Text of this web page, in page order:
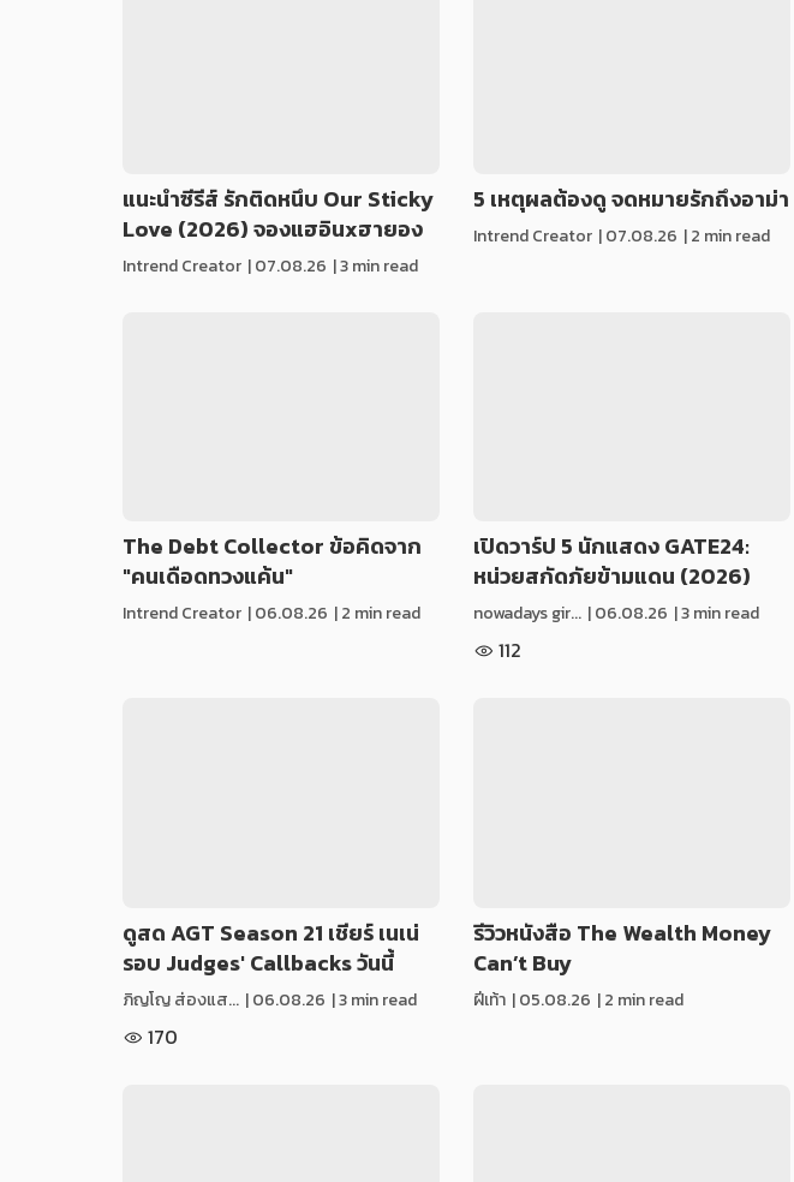
แนะนำซีรีส์ รักติดหนึบ Our Sticky
Love (2026) จองแฮอินxฮายอง
Intrend Creator |07.08.26 | 3 min read
5 เหตุผลต้องดู จดหมายรักถึงอาม่า
Intrend Creator |07.08.26 | 2 min read
The Debt Collector ข้อคิดจาก
"คนเดือดทวงแค้น"
Intrend Creator |06.08.26 | 2 min read
เปิดวาร์ป 5 นักแสดง GATE24:
หน่วยสกัดภัยข้ามแดน (2026)
nowadays gir... |06.08.26 | 3 min read
112
ดูสด AGT Season 21 เชียร์ เนเน่
รอบ Judges' Callbacks วันนี้
ภิญโญ ส่องแส... |06.08.26 | 3 min read
170
รีวิวหนังสือ The Wealth Money
Can’t Buy
ฝีเท้า |05.08.26 | 2 min read